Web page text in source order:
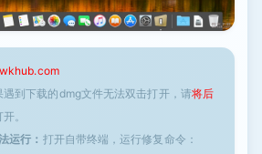
wkhub.com
遇到下载的dmg文件无法双击打开，请将后
。
运行： 打开自带终端，运行修复命令：